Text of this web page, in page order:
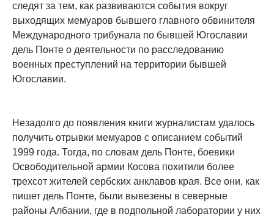
следят за тем, как развиваются события вокруг
выходящих мемуаров бывшего главного обвинителя
Международного трибунала по бывшей Югославии
дель Понте о деятельности по расследованию
военных преступлений на территории бывшей
Югославии.
Незадолго до появления книги журналистам удалось
получить отрывки мемуаров с описанием событий
1999 года. Тогда, по словам дель Понте, боевики
Освободительной армии Косова похитили более
трехсот жителей сербских анклавов края. Все они, как
пишет дель Понте, были вывезены в северные
районы Албании, где в подпольной лаборатории у них